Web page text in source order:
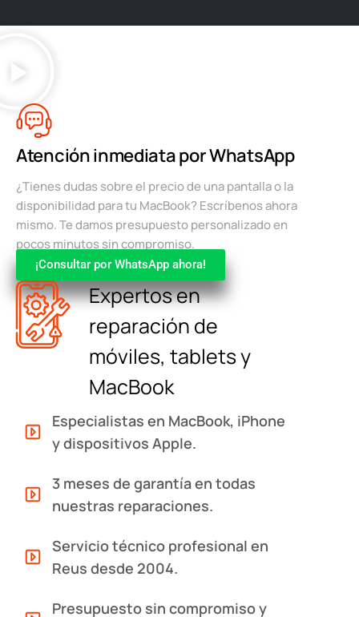
Atención inmediata por WhatsApp
¿Tienes dudas sobre el precio de una pantalla o la
disponibilidad para tu MacBook? Escríbenos ahora
mismo. Te damos presupuesto personalizado en
pocos minutos sin compromiso.
¡Consultar por WhatsApp ahora!
Expertos en
reparación de
móviles, tablets y
MacBook
Especialistas en MacBook, iPhone
y dispositivos Apple.
3 meses de garantía en todas
nuestras reparaciones.
Servicio técnico profesional en
Reus desde 2004.
Presupuesto sin compromiso y